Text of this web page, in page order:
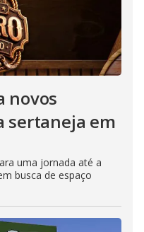
novos
sertaneja em
uma jornada até a
busca de espaço